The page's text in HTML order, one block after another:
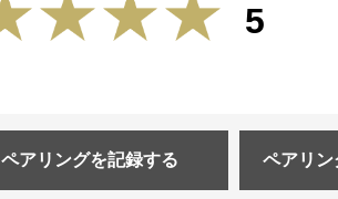
5
ペアリングを記録する ペアリン